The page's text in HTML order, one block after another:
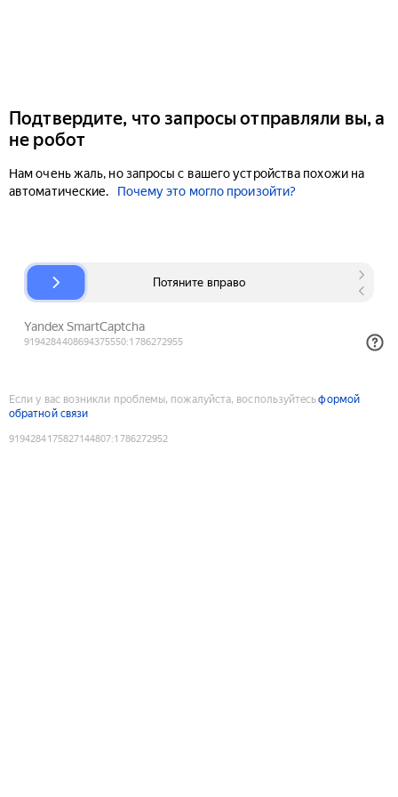
Подтвердите, что запросы отправляли вы, а
не робот
Нам очень жаль, но запросы с вашего устройства похожи на
автоматические.
Почему это могло произойти?
Если у вас возникли проблемы, пожалуйста, воспользуйтесьформой
обратной связи
9194284175827144807:1786272952